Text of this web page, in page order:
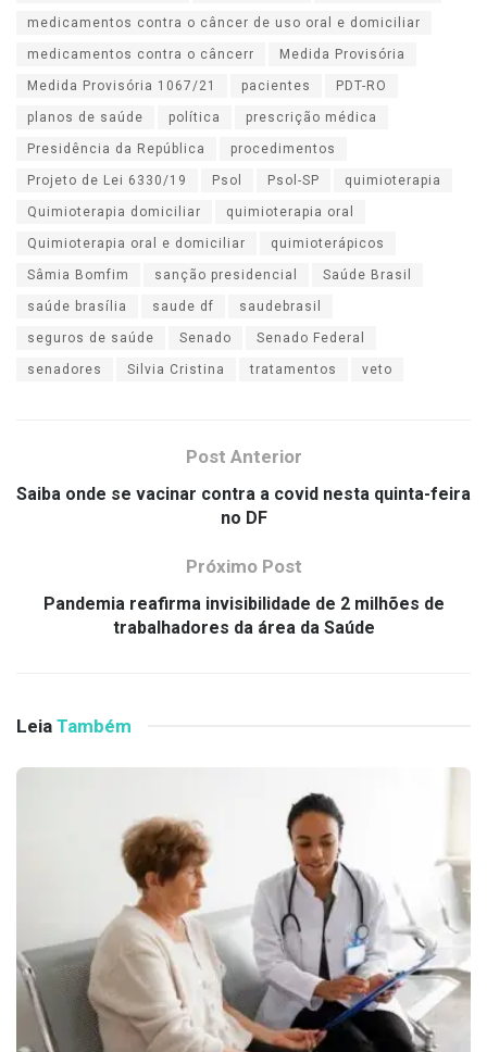
medicamentos contra o câncer de uso oral e domiciliar
medicamentos contra o câncerr Medida Provisória
Medida Provisória 1067/21 pacientes PDT-RO
planos de saúde política prescrição médica
Presidência da República procedimentos
Projeto de Lei 6330/19 Psol Psol-SP quimioterapia
Quimioterapia domiciliar quimioterapia oral
Quimioterapia oral e domiciliar quimioterápicos
Sâmia Bomfim sanção presidencial Saúde Brasil
saúde brasília saude df saudebrasil
seguros de saúde Senado Senado Federal
senadores Silvia Cristina tratamentos veto
Post Anterior
Saiba onde se vacinar contra a covid nesta quinta-feira
no DF
Próximo Post
Pandemia reafirma invisibilidade de 2 milhões de
trabalhadores da área da Saúde
Leia Também